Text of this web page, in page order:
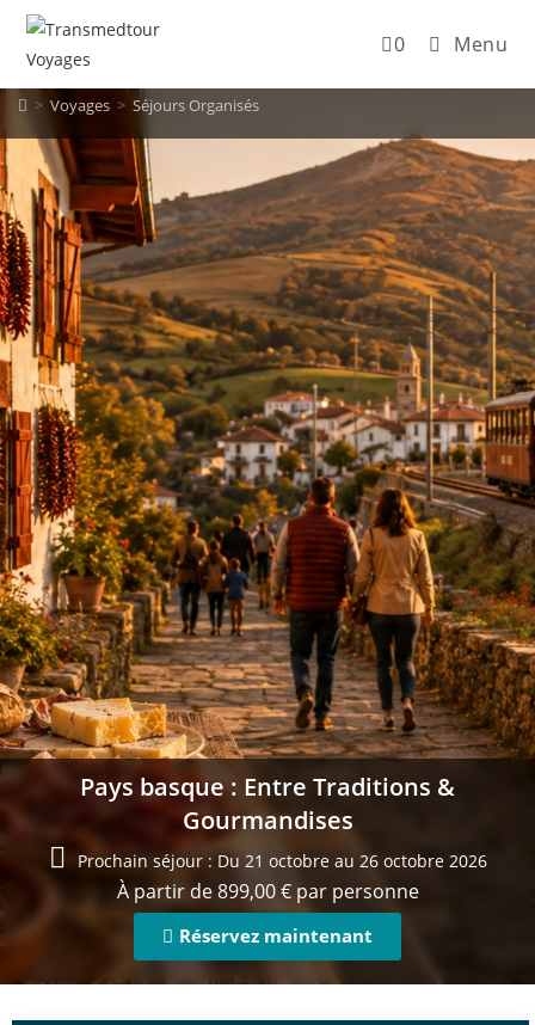
0 Menu
> Voyages > Séjours Organisés
Pays basque : Entre Traditions &
Gourmandises
Prochain séjour : Du 21 octobre au 26 octobre 2026
À partir de899,00€par personne
Réservez maintenant